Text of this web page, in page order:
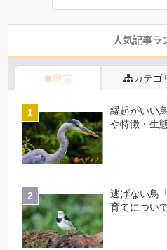
人気記事ラ
殿堂 カテゴ
縁起がいい
や特徴・生
逃げない鳥
育てについ